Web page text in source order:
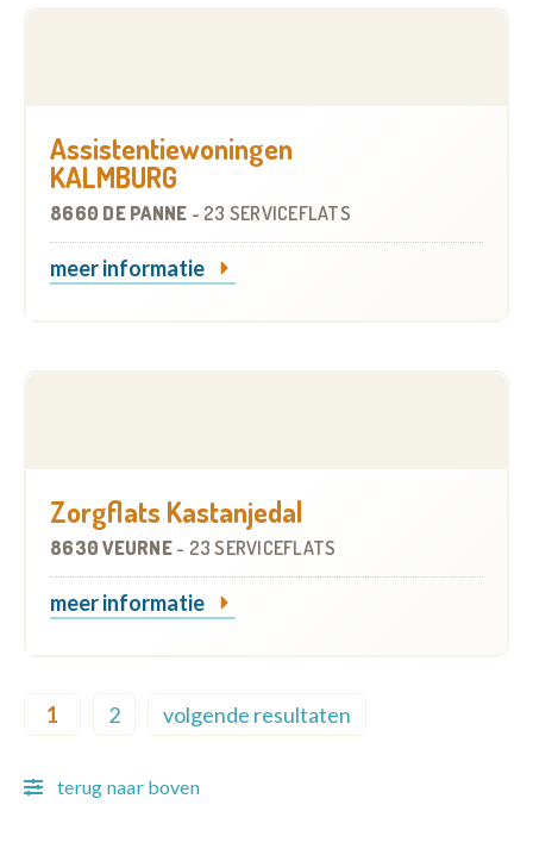
Assistentiewoningen
KALMBURG
8660 DE PANNE - 23 SERVICEFLATS
meer informatie
Zorgflats Kastanjedal
8630 VEURNE - 23 SERVICEFLATS
meer informatie
1 2 volgende resultaten
terug naar boven